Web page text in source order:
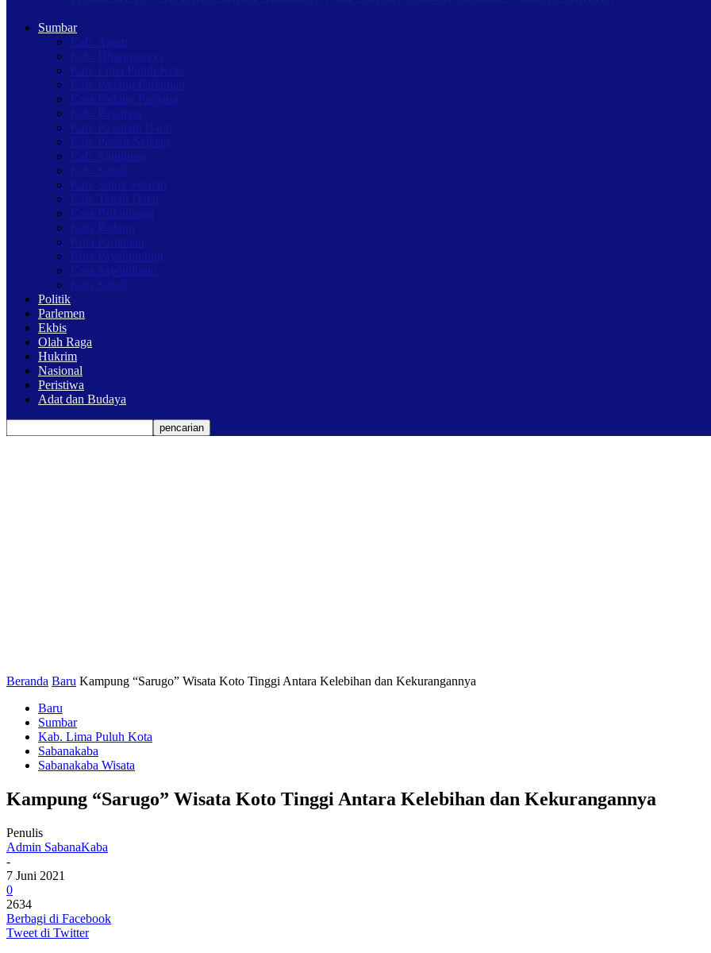
Sumbar
Kab. Agam
Kab. Dharmasraya
Kab. Lima Puluh Kota
Kab. Padang Pariaman
Kota Padang Panjang
Kab. Pasaman
Kab. Pasaman Barat
Kab. Pesisir Selatan
Kab. Sijunjung
Kab. Solok
Kab. Solok Selatan
Kab. Tanah Datar
Kota Bukittinggi
Kota Padang
Kota Pariaman
Kota Payakumbuh
Kota Sawahlunto
Kota Solok
Politik
Parlemen
Ekbis
Olah Raga
Hukrim
Nasional
Peristiwa
Adat dan Budaya
Beranda Baru Kampung “Sarugo” Wisata Koto Tinggi Antara Kelebihan dan Kekurangannya
Baru
Sumbar
Kab. Lima Puluh Kota
Sabanakaba
Sabanakaba Wisata
Kampung “Sarugo” Wisata Koto Tinggi Antara Kelebihan dan Kekurangannya
Penulis
Admin SabanaKaba
-
7 Juni 2021
0
2634
Berbagi di Facebook
Tweet di Twitter